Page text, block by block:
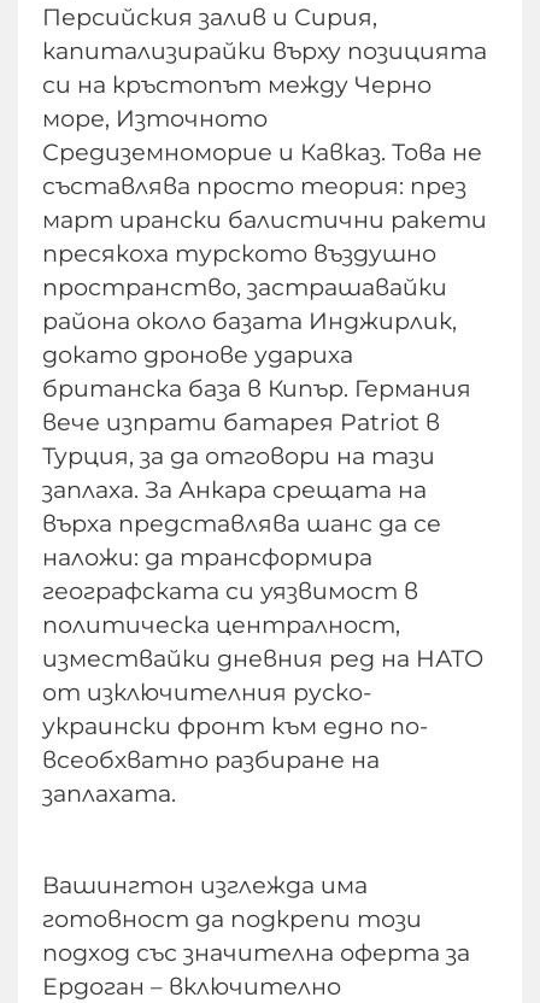
Персийския залив и Сирия,
капитализирайки върху позицията
си на кръстопът между Черно
море, Източното
Средиземноморие и Кавказ. Това не
съставлява просто теория: през
март ирански балистични ракети
пресякоха турското въздушно
пространство, застрашавайки
района около базата Инджирлик,
докато дронове удариха
британска база в Кипър. Германия
вече изпрати батарея Patriot в
Турция, за да отговори на тази
заплаха. За Анкара срещата на
върха представлява шанс да се
наложи: да трансформира
географската си уязвимост в
политическа централност,
измествайки дневния ред на НАТО
от изключителния руско-
украински фронт към едно по-
всеобхватно разбиране на
заплахата.
Вашингтон изглежда има
готовност да подкрепи този
подход със значителна оферта за
Ердоган – включително